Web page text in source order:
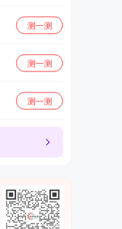
测一测
测一测
测一测